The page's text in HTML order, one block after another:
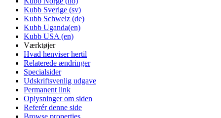
Kubb Sverige (sv)
Kubb Schweiz (de)
Kubb Uganda(en)
Kubb USA (en)
Værktøjer
Hvad henviser hertil
Relaterede ændringer
Specialsider
Udskriftsvenlig udgave
Permanent link
Oplysninger om siden
Referér denne side